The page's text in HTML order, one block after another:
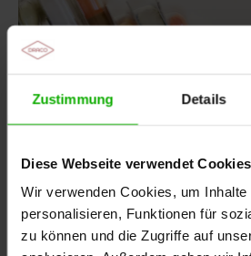
Zustimmung Details
Diese Webseite verwendet Cookies
Wir verwenden Cookies, um Inhalte
personalisieren, Funktionen für
zu können und die Zugriffe auf
05.08.2026-Arztpraxis, Apotheke